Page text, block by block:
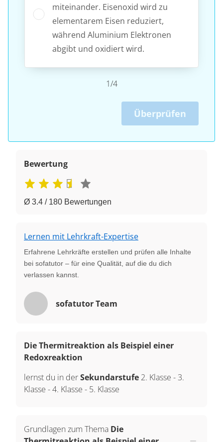
miteinander. Eisenoxid wird zu
elementarem Eisen reduziert,
während Aluminium Elektronen
abgibt und oxidiert wird.
1/4
Überprüfen
Bewertung
Ø 3.4 / 180 Bewertungen
Lernen mit Lehrkraft-Expertise
Erfahrene Lehrkräfte erstellen und prüfen alle Inhalte
bei sofatutor – für eine Qualität, auf die du dich
verlassen kannst.
sofatutor Team
Die Thermitreaktion als Beispiel einer
Redoxreaktion
lernst du in derSekundarstufe 2. Klasse - 3.
Klasse -4. Klasse - 5. Klasse
Grundlagen zum Thema Die